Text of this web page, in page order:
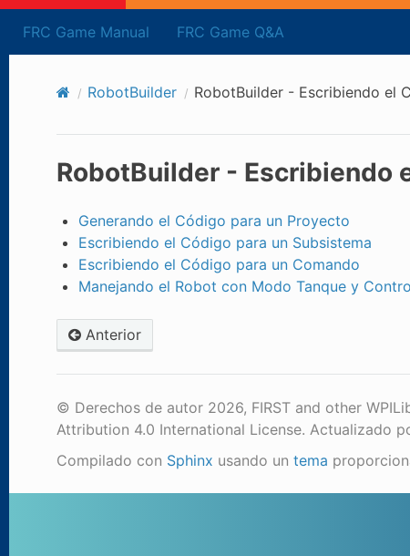
FRC Game Manual FRC Game Q&A
RobotBuilder RobotBuilder - Escribiendo el
RobotBuilder - Escribiendo
Generando el Código para un Proyecto
Escribiendo el Código para un Subsistema
Escribiendo el Código para un Comando
Manejando el Robot con Modo Tanque y
Anterior
© Derechos de autor 2026, FIRST and other
Attribution 4.0 International License. Actualizado
Compilado con Sphinx usando un tema